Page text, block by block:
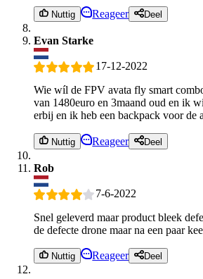
Nuttig Reageer Deel
Evan Starke
17-12-2022
Wie wíl de FPV avata fly smart
van 1480euro en 3maand oud en ik
erbij en ik heb een backpack voor de
Nuttig Reageer Deel
Rob
7-6-2022
Snel geleverd maar product bleek
de defecte drone maar na een paar
Nuttig Reageer Deel